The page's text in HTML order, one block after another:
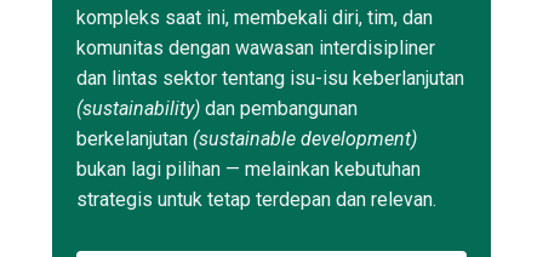
kompleks saat ini, membekali diri, tim, dan
komunitas dengan wawasan interdisipliner
dan lintas sektor tentang isu-isu keberlanjutan
(sustainability) dan pembangunan
berkelanjutan (sustainable development)
bukan lagi pilihan — melainkan kebutuhan
strategis untuk tetap terdepan dan relevan.